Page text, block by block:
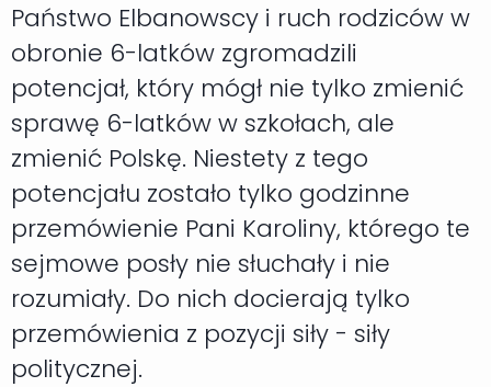
Państwo Elbanowscy i ruch rodziców w
obronie 6-latków zgromadzili
potencjał, który mógł nie tylko zmienić
sprawę 6-latków w szkołach, ale
zmienić Polskę. Niestety z tego
potencjału zostało tylko godzinne
przemówienie Pani Karoliny, którego te
sejmowe posły nie słuchały i nie
rozumiały. Do nich docierają tylko
przemówienia z pozycji siły - siły
politycznej.